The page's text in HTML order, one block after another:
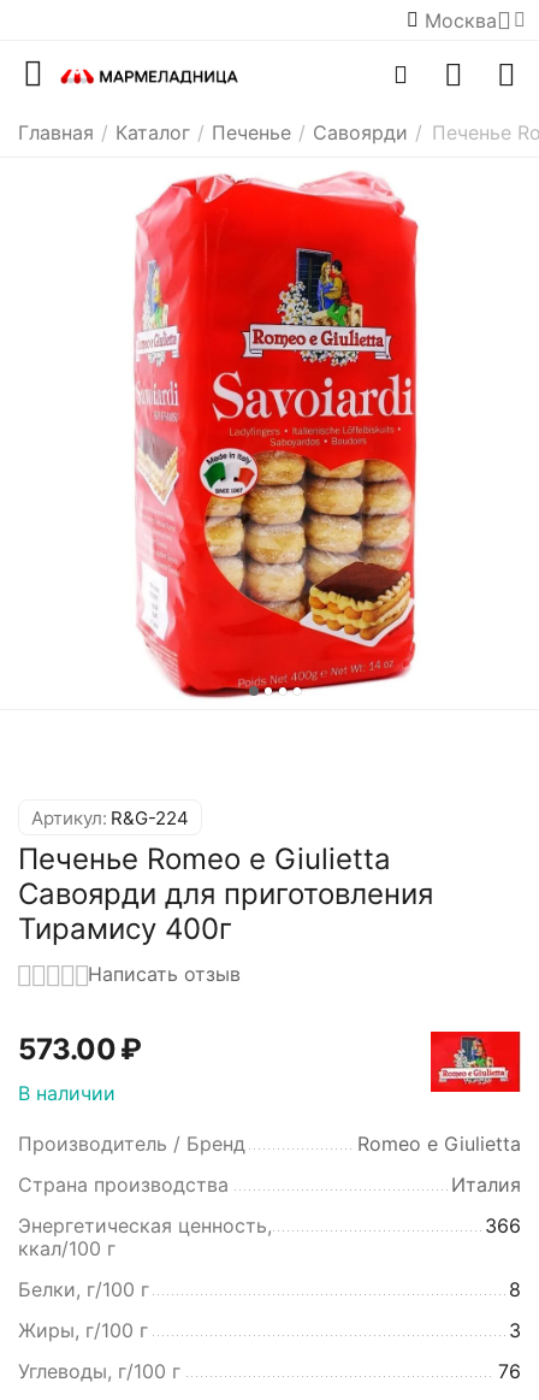
Москва
Главная / Каталог / Печенье / Савоярди / Печенье
Артикул: R&G-224
Печенье Romeo e Giulietta
Савоярди для приготовления
Тирамису 400г
Написать отзыв
573.00₽
В наличии
Производитель / Бренд
Romeo e Giulietta
Страна производства
Италия
Энергетическая ценность,
ккал/100 г
366
Белки, г/100 г
8
Жиры, г/100 г
3
Углеводы, г/100 г
76